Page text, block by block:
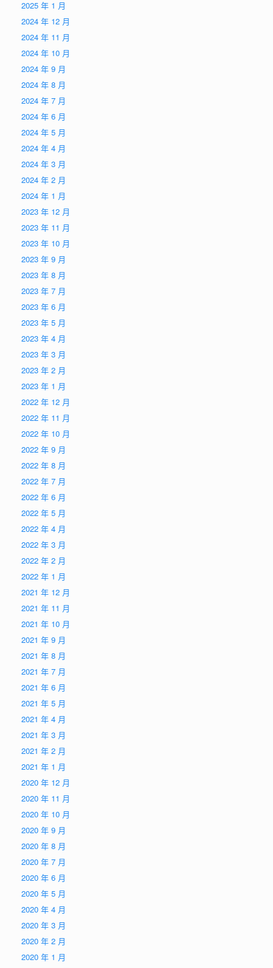
2025 年 1 月
2024 年 12 月
2024 年 11 月
2024 年 10 月
2024 年 9 月
2024 年 8 月
2024 年 7 月
2024 年 6 月
2024 年 5 月
2024 年 4 月
2024 年 3 月
2024 年 2 月
2024 年 1 月
2023 年 12 月
2023 年 11 月
2023 年 10 月
2023 年 9 月
2023 年 8 月
2023 年 7 月
2023 年 6 月
2023 年 5 月
2023 年 4 月
2023 年 3 月
2023 年 2 月
2023 年 1 月
2022 年 12 月
2022 年 11 月
2022 年 10 月
2022 年 9 月
2022 年 8 月
2022 年 7 月
2022 年 6 月
2022 年 5 月
2022 年 4 月
2022 年 3 月
2022 年 2 月
2022 年 1 月
2021 年 12 月
2021 年 11 月
2021 年 10 月
2021 年 9 月
2021 年 8 月
2021 年 7 月
2021 年 6 月
2021 年 5 月
2021 年 4 月
2021 年 3 月
2021 年 2 月
2021 年 1 月
2020 年 12 月
2020 年 11 月
2020 年 10 月
2020 年 9 月
2020 年 8 月
2020 年 7 月
2020 年 6 月
2020 年 5 月
2020 年 4 月
2020 年 3 月
2020 年 2 月
2020 年 1 月